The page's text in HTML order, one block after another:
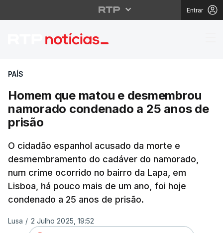
Entrar
Homem que matou e
PAÍS
Homem que matou e desmembrou
namorado condenado a 25 anos de
prisão
O cidadão espanhol acusado da morte e
desmembramento do cadáver do namorado,
num crime ocorrido no bairro da Lapa, em
Lisboa, há pouco mais de um ano, foi hoje
condenado a 25 anos de prisão.
Lusa / 2 Julho 2025, 19:52